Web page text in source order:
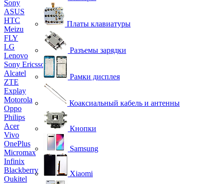
Sony
ASUS
HTC
Meizu
FLY
LG
Lenovo
Sony Ericsson
Alcatel
ZTE
Explay
Motorola
Oppo
Philips
Acer
Vivo
OnePlus
Micromax
Infinix
Blackberry
Oukitel
Платы клавиатуры
Разъемы зарядки
Рамки дисплея
Коаксиальный кабель и антенны
Кнопки
Samsung
Xiaomi